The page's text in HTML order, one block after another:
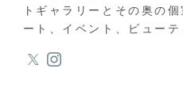
トギャラリーとその奥の
ート、イベント、ビューテ